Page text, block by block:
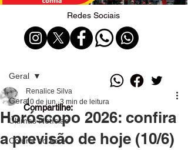
Redes Sociais
Geral
Últimas Notícias
Coluna do Acre
Geral
Horóscopo 2026: confira
a previsão de hoje (10/6)
Renalice Silva
10 de jun. 3 min de leitura
Compartilhe: